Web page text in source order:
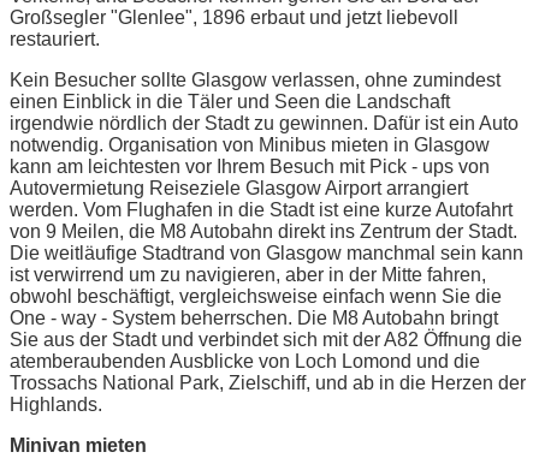
Großsegler "Glenlee", 1896 erbaut und jetzt liebevoll
restauriert.
Kein Besucher sollte Glasgow verlassen, ohne zumindest
einen Einblick in die Täler und Seen die Landschaft
irgendwie nördlich der Stadt zu gewinnen. Dafür ist ein Auto
notwendig. Organisation von Minibus mieten in Glasgow
kann am leichtesten vor Ihrem Besuch mit Pick - ups von
Autovermietung Reiseziele Glasgow Airport arrangiert
werden. Vom Flughafen in die Stadt ist eine kurze Autofahrt
von 9 Meilen, die M8 Autobahn direkt ins Zentrum der Stadt.
Die weitläufige Stadtrand von Glasgow manchmal sein kann
ist verwirrend um zu navigieren, aber in der Mitte fahren,
obwohl beschäftigt, vergleichsweise einfach wenn Sie die
One - way - System beherrschen. Die M8 Autobahn bringt
Sie aus der Stadt und verbindet sich mit der A82 Öffnung die
atemberaubenden Ausblicke von Loch Lomond und die
Trossachs National Park, Zielschiff, und ab in die Herzen der
Highlands.
Minivan mieten